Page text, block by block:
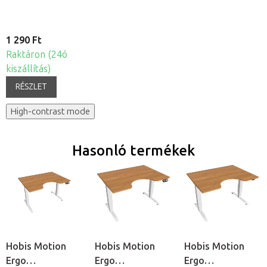
1 290 Ft
Raktáron (24ó
kiszállítás)
RÉSZLET
High-contrast mode
Hasonló termékek
Hobis Motion
Ergo
Hobis Motion
Ergo
Hobis Motion
Ergo